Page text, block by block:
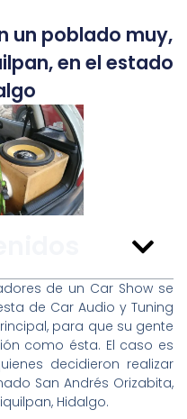
un poblado muy,
en el estado
de un Car Show se
de Car Audio y Tuning
para que su gente
como ésta. El caso es
decidieron realizar
San Andrés Orizabita,
Hidalgo.